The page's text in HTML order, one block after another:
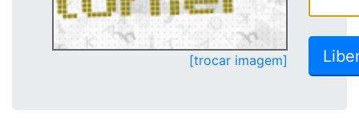
[trocar imagem]